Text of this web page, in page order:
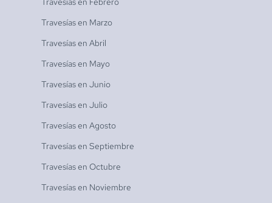
Travesías en Marzo
Travesías en Abril
Travesías en Mayo
Travesías en Junio
Travesías en Julio
Travesías en Agosto
Travesías en Septiembre
Travesías en Octubre
Travesías en Noviembre